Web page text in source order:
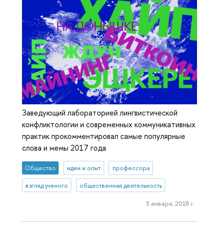
Заведующий лабораторией лингвистической
конфликтологии и современных коммуникативных
практик прокомментировал самые популярные
слова и мемы 2017 года
Общество идеи и опыт профессора
взгляд ученого общественная деятельность
5 января, 2018 г.